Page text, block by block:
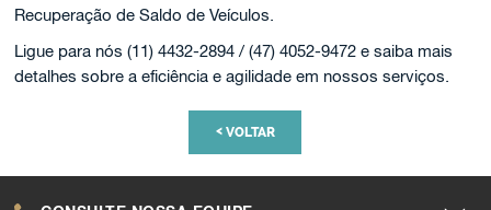
Recuperação de Saldo de Veículos.
Ligue para nós (11) 4432-2894 / (47) 4052-9472 e saiba mais
detalhes sobre a eficiência e agilidade em nossos serviços.
<VOLTAR